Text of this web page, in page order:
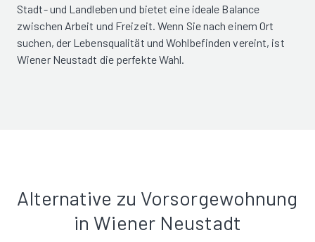
Stadt- und Landleben und bietet eine ideale Balance
zwischen Arbeit und Freizeit. Wenn Sie nach einem Ort
suchen, der Lebensqualität und Wohlbefinden vereint, ist
Wiener Neustadt die perfekte Wahl.
Alternative zu Vorsorgewohnung
in Wiener Neustadt